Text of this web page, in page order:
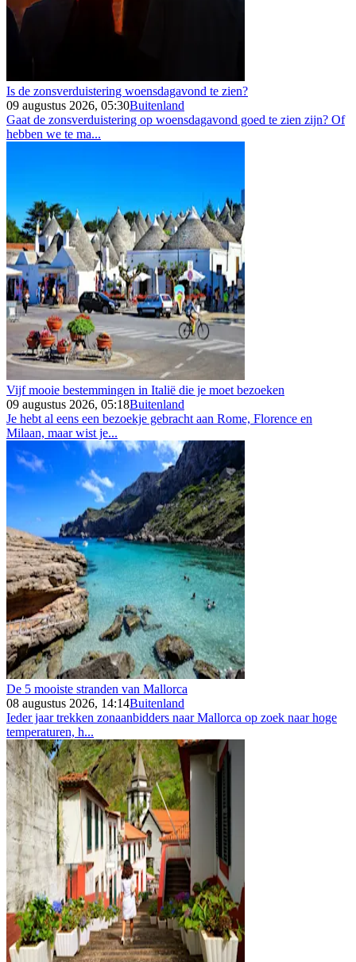
Is de zonsverduistering woensdagavond te zien?
09 augustus 2026, 05:30Buitenland
Gaat de zonsverduistering op woensdagavond goed te zien zijn? Of
hebben we te ma...
Vijf mooie bestemmingen in Italië die je moet bezoeken
09 augustus 2026, 05:18Buitenland
Je hebt al eens een bezoekje gebracht aan Rome, Florence en
Milaan, maar wist je...
De 5 mooiste stranden van Mallorca
08 augustus 2026, 14:14Buitenland
Ieder jaar trekken zonaanbidders naar Mallorca op zoek naar hoge
temperaturen, h...